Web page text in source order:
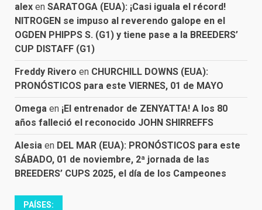
alex en SARATOGA (EUA): ¡Casi iguala el récord!
NITROGEN se impuso al reverendo galope en el
OGDEN PHIPPS S. (G1) y tiene pase a la BREEDERS’
CUP DISTAFF (G1)
Freddy Rivero en CHURCHILL DOWNS (EUA):
PRONÓSTICOS para este VIERNES, 01 de MAYO
Omega en ¡El entrenador de ZENYATTA! A los 80
años falleció el reconocido JOHN SHIRREFFS
Alesia en DEL MAR (EUA): PRONÓSTICOS para este
SÁBADO, 01 de noviembre, 2ª jornada de las
BREEDERS’ CUPS 2025, el día de los Campeones
PAÍSES: